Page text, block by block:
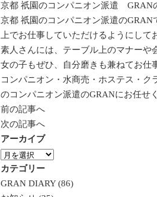
京都 祇園のコンパニオン派遣 GRAN
京都 祇園のコンパニオン派遣のGRAN
上でお仕事していただけるようにして
素人さんには、テーブル上のマナーや
女の子もぜひ、自分磨きも兼ねてお仕
コンパニオン・水商売・ホステス・
のコンパニオン派遣のGRANにお任せ
前の記事へ
次の記事へ
アーカイブ
ア
ー
カ
カテゴリー
GRAN DIARY (86)